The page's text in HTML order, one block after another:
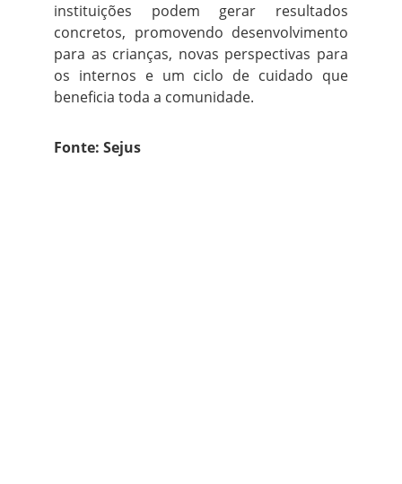
instituições podem gerar resultados
concretos, promovendo desenvolvimento
para as crianças, novas perspectivas para
os internos e um ciclo de cuidado que
beneficia toda a comunidade.
Fonte: Sejus